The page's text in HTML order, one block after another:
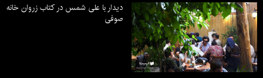
دیدار با علی شمس در کتاب زروان خانه
صوفی